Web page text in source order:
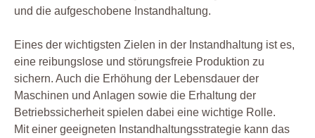
und die aufgeschobene Instandhaltung.
Eines der wichtigsten Zielen in der Instandhaltung ist es,
eine reibungslose und störungsfreie Produktion zu
sichern. Auch die Erhöhung der Lebensdauer der
Maschinen und Anlagen sowie die Erhaltung der
Betriebssicherheit spielen dabei eine wichtige Rolle.
Mit einer geeigneten Instandhaltungsstrategie kann das